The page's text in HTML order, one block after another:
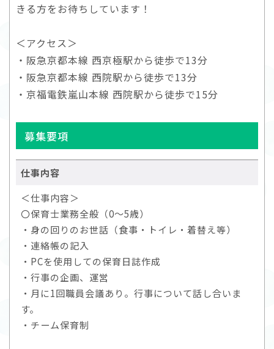
きる方をお待ちしています！
＜アクセス＞
・阪急京都本線 西京極駅から徒歩で13分
・阪急京都本線 西院駅から徒歩で13分
・京福電鉄嵐山本線 西院駅から徒歩で15分
募集要項
仕事内容
＜仕事内容＞
〇保育士業務全般（0～5歳）
・身の回りのお世話（食事・トイレ・着替え等）
・連絡帳の記入
・PCを使用しての保育日誌作成
・行事の企画、運営
・月に1回職員会議あり。行事について話し合いま
す。
・チーム保育制